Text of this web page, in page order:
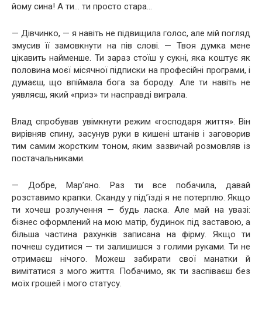
йому сина! А ти… ти просто стара…
— Дівчинко, — я навіть не підвищила голос, але мій погляд
змусив її замовкнути на пів слові. — Твоя думка мене
цікавить найменше. Ти зараз стоїш у сукні, яка коштує як
половина моєї місячної підписки на професійні програми, і
думаєш, що впіймала бога за бороду. Але ти навіть не
уявляєш, який «приз» ти насправді виграла.
Влад спробував увімкнути режим «господаря життя». Він
вирівняв спину, засунув руки в кишені штанів і заговорив
тим самим жорстким тоном, яким зазвичай розмовляв із
постачальниками.
— Добре, Мар’яно. Раз ти все побачила, давай
розставимо крапки. Сканду у під’їзді я не потерплю. Якщо
ти хочеш розлучення — будь ласка. Але май на увазі:
бізнес оформлений на мою матір, будинок під заставою, а
більша частина рахунків записана на фірму. Якщо ти
почнеш судитися — ти залишишся з голими руками. Ти не
отримаєш нічого. Можеш забирати свої манатки й
вимітатися з мого життя. Побачимо, як ти заспіваєш без
моїх грошей і мого статусу.